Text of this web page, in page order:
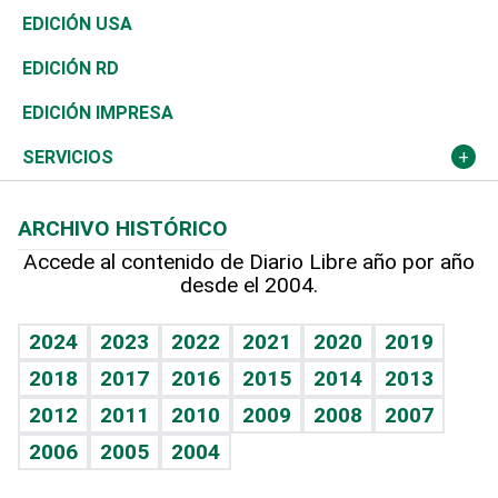
Reportajes
África
Ocenanía
Caribe
Resto del mundo
Vivienda
Telecom.
Global y variable
Economía personal
Buena Vida
Sociales
Novedades
Podcast Arte Libre
Hablando con el pediatra
Vida y familia
Eñe
Celebrando la vida
Sin complejos
Ciclismo
Tenis
Olimpismo
Más deportes
Línea de hit
TBT Deportivo
En Directo
El Espía
Noticiero Poteleche
Columnistas
Más firmas
Tecnología
Historia
Martes de tecnología
Cambio climático
Economía
Revista
Deportes
Opinión
Hecho en casa
Guía del dinero
EDICIÓN USA
EDICIÓN RD
EDICIÓN IMPRESA
SERVICIOS
Cumpleaños
Horóscopos
Crucigramas
ARCHIVO HISTÓRICO
Accede al contenido de Diario Libre año por año
desde el 2004.
2024 2023 2022 2021 2020
2019
2018
2017 2016 2015 2014
2013
2012
2011 2010 2009 2008
2007
2006
2005 2004